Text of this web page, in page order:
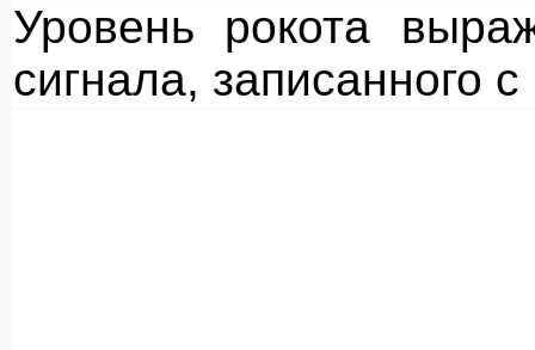
Уровень рокота
сигнала, записанного